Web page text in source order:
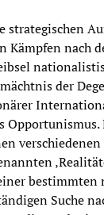
strategischen
Kämpfen nach
der
Opportunismus.
bestimmten
Suche